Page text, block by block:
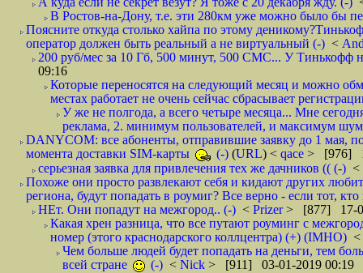
В Ростов-на-Дону, т.е. эти 280км уже можно было бы
Поясните откуда столько хайпа по этому
оператор должен быть реальный а не виртуальный (-) <
200 руб/мес за 10 Гб, 500 минут, 500 СМС... У Тинькофф
09:16
Которые переносятся на следующий месяц и можно
местах работает не очень сейчас сбрасывает
У же не полгода, а всего четыре месяца... Мне
реклама, 2. минимум пользователей, и максимум
DANYCOM: все абоненты, отправившие заявку до 1 мая,
момента доставки SIM-карты
(-) (URL) < qace > [976]
серьезная заявка для привлечения тех же дачников (( (-) <
Похоже они просто развлекают себя и кидают других
региона, будут попадать в роумиг? Все верно - если тот,
НЕт. Они попадут на межгород.. (-) < Prizer> [877] 17-
Какая хрен разница, что все путают роуминг с
номер (этого краснодарского коллцентра) (+) (IMHO) <
Чем больше людей будет попадать на деньги, тем
всей стране
(-) < Nick > [911] 03-01-2019 00:19